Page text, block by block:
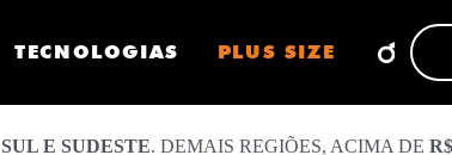
TECNOLOGIAS PLUS SIZE
SUL E SUDESTE. DEMAIS REGIÕES, ACIMA DE